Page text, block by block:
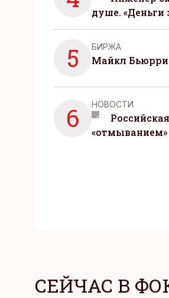
душе. «Деньги
5 БИРЖА
Майкл Бьюрри
6 НОВОСТИ
СЕЙЧАС В